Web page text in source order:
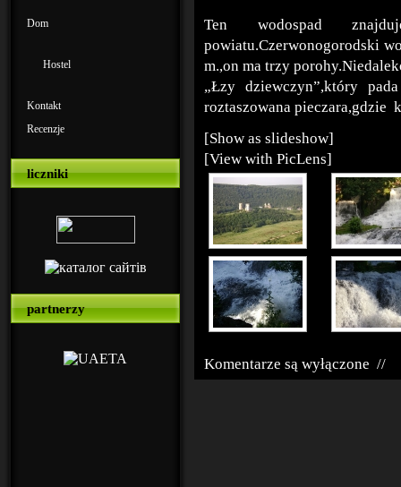
Dom
Hostel
Kontakt
Recenzje
liczniki
partnerzy
Ten wodospad
powiatu.Czerwonogorodski
m.,on ma trzy
„Łzy dziewczyn”,który
roztaszowana pieczara,gdzie
[Show as slideshow]
[View with PicLens]
Komentarze są wyłączone //